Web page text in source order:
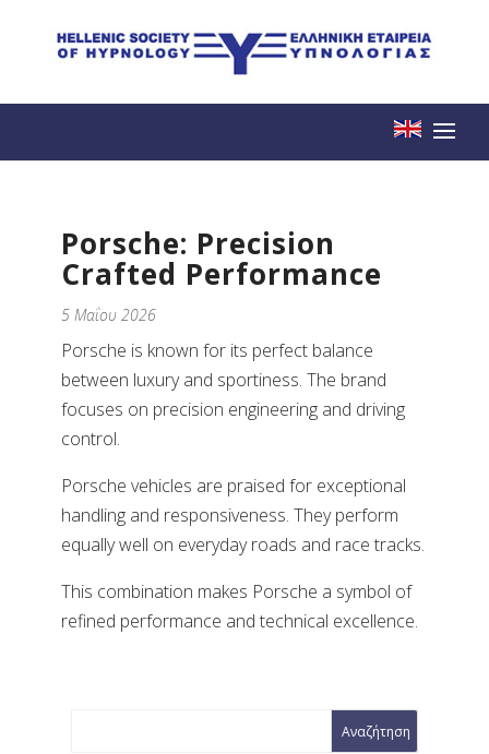
Porsche: Precision
Crafted Performance
5 Μαΐου 2026
Porsche is known for its perfect balance
between luxury and sportiness. The brand
focuses on precision engineering and driving
control.
Porsche vehicles are praised for exceptional
handling and responsiveness. They perform
equally well on everyday roads and race tracks.
This combination makes Porsche a symbol of
refined performance and technical excellence.